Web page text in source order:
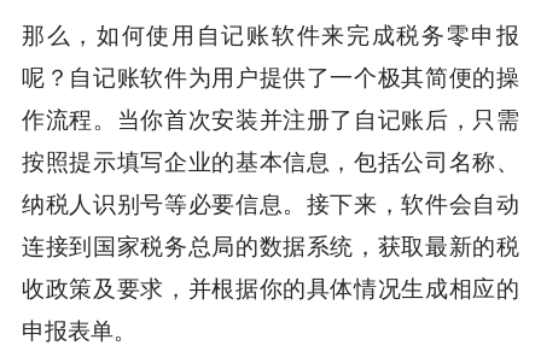
那么，如何使用自记账软件来完成税务零申报
呢？自记账软件为用户提供了一个极其简便的操
作流程。当你首次安装并注册了自记账后，只需
按照提示填写企业的基本信息，包括公司名称、
纳税人识别号等必要信息。接下来，软件会自动
连接到国家税务总局的数据系统，获取最新的税
收政策及要求，并根据你的具体情况生成相应的
申报表单。